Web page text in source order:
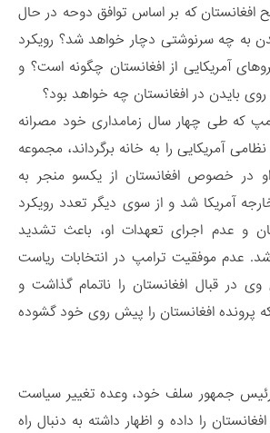
افغانستان که بر اساس توافق دوحه در حال
به چه سرنوشتی دچار خواهد شد؟ رویکرد
آمریکایی از افغانستان چگونه است؟ و
بایدن در افغانستان چه خواهد بود؟
که طی چهار سال زمامداری خود مصرانه
آمریکایی را به خانه برگرداند، مجموعه
در خصوص افغانستان از یکسو منجر به
آمریکا شد و از سوی دیگر تعدد رویکرد
و عدم اجرای تعهدات او، باعث تشدید
شد. عدم موفقیت ترامپ در انتخابات ریاست
در قبال افغانستان را ناتمام گذاشت و
پرونده افغانستان را پیش روی خود گشوده
جمهور سلف خود، وعده تغییر سیاست
را داده و اظهار داشته به دنبال راه